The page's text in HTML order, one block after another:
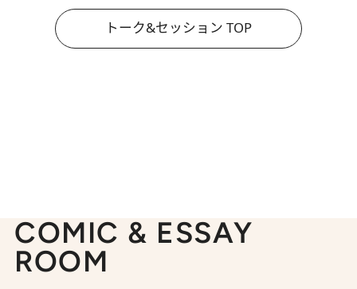
トーク&セッション TOP
COMIC & ESSAY
ROOM